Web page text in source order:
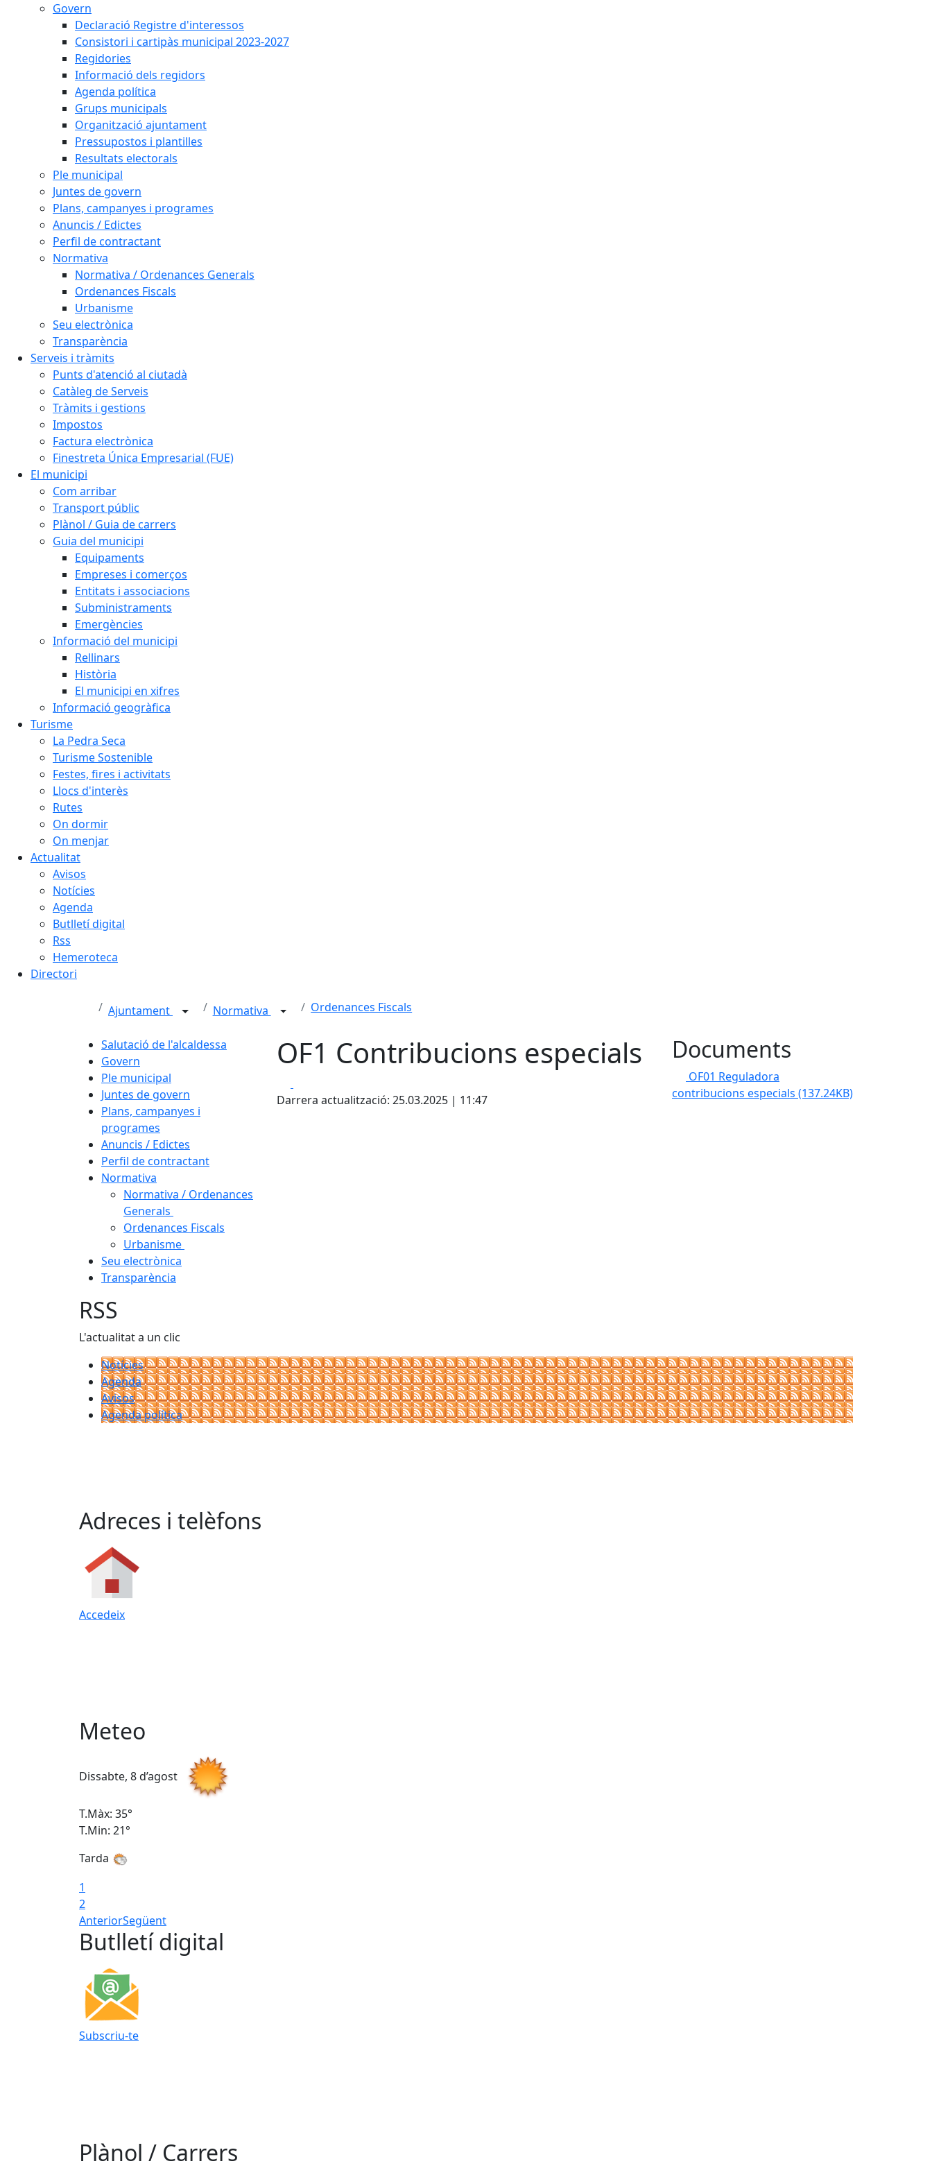
Govern
Declaració Registre d'interessos
Consistori i cartipàs municipal 2023-2027
Regidories
Informació dels regidors
Agenda política
Grups municipals
Organització ajuntament
Pressupostos i plantilles
Resultats electorals
Ple municipal
Juntes de govern
Plans, campanyes i programes
Anuncis / Edictes
Perfil de contractant
Normativa
Normativa / Ordenances Generals
Ordenances Fiscals
Urbanisme
Seu electrònica
Transparència
Serveis i tràmits
Punts d'atenció al ciutadà
Catàleg de Serveis
Tràmits i gestions
Impostos
Factura electrònica
Finestreta Única Empresarial (FUE)
El municipi
Com arribar
Transport públic
Plànol / Guia de carrers
Guia del municipi
Equipaments
Empreses i comerços
Entitats i associacions
Subministraments
Emergències
Informació del municipi
Rellinars
Història
El municipi en xifres
Informació geogràfica
Turisme
La Pedra Seca
Turisme Sostenible
Festes, fires i activitats
Llocs d'interès
Rutes
On dormir
On menjar
Actualitat
Avisos
Notícies
Agenda
Butlletí digital
Rss
Hemeroteca
Directori
Ajuntament Normativa Ordenances Fiscals
Salutació de l'alcaldessa
Govern
Ple municipal
Juntes de govern
Plans, campanyes i
programes
Anuncis / Edictes
Perfil de contractant
Normativa
Normativa / Ordenances
Generals
Ordenances Fiscals
Urbanisme
Seu electrònica
Transparència
OF1 Contribucions especials
Darrera actualització: 25.03.2025 | 11:47
Documents
OF01 Reguladora
contribucions especials (137.24KB)
RSS
L'actualitat a un clic
Notícies
Agenda
Avisos
Agenda política
Adreces i telèfons
Accedeix
Meteo
Dissabte, 8 d’agost
T.Màx: 35°
T.Min: 21°
Tarda
1
2
AnteriorSegüent
Butlletí digital
Subscriu-te
Plànol / Carrers